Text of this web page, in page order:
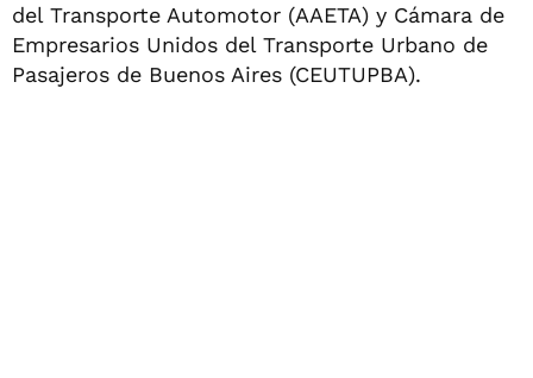
del Transporte Automotor (AAETA) y Cámara de
Empresarios Unidos del Transporte Urbano de
Pasajeros de Buenos Aires (CEUTUPBA).